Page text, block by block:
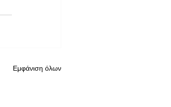
Εμφάνιση όλων